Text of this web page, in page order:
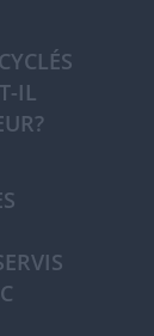
IL